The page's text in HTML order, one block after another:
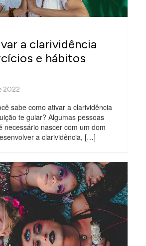
a clarividência
e hábitos
sabe como ativar a clarividência
te guiar? Algumas pessoas
necessário nascer com um dom
a clarividência, […]